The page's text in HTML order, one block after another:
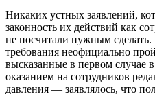
Никаких устных заявлений,
законность их действий как
не посчитали нужным
требования неофициально
высказанные в первом случае
оказанием на сотрудников
давления — заявлялось, что